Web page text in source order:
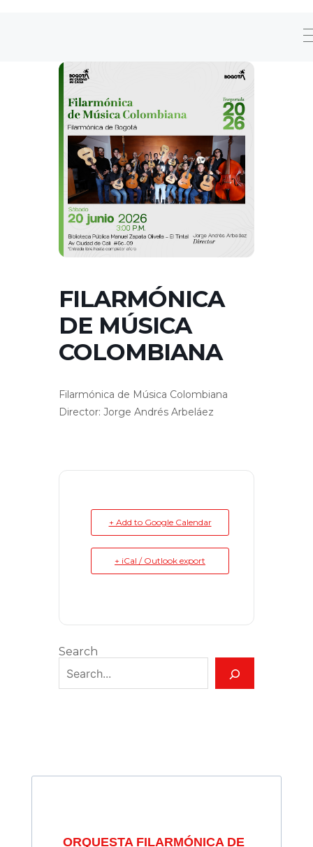
FILARMÓNICA
DE MÚSICA
COLOMBIANA
Filarmónica de Música Colombiana
Director: Jorge Andrés Arbeláez
+ Add to Google Calendar
+ iCal / Outlook export
Search
ORQUESTA FILARMÓNICA DE